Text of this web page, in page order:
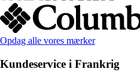
Opdag alle vores mærker
Kundeservice i Frankrig